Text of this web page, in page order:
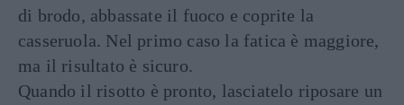
di brodo, abbassate il fuoco e coprite la
casseruola. Nel primo caso la fatica è maggiore,
ma il risultato è sicuro.
Quando il risotto è pronto, lasciatelo riposare un